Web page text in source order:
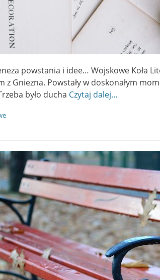
powstania i idee… Wojskowe Koła
z Gniezna. Powstały w doskonałym
było ducha Czytaj dalej…